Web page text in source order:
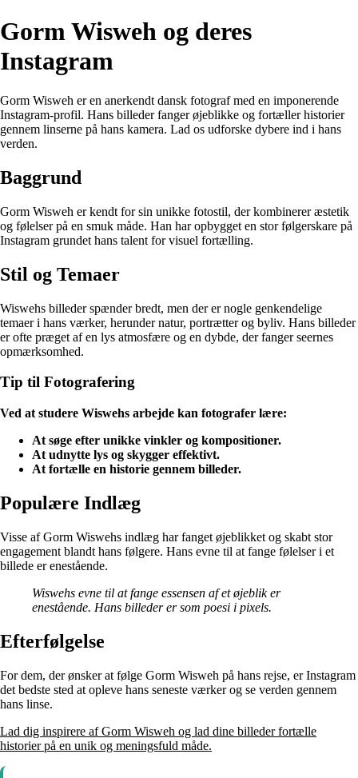
Gorm Wisweh og deres
Instagram
Gorm Wisweh er en anerkendt dansk fotograf med en imponerende
Instagram-profil. Hans billeder fanger øjeblikke og fortæller historier
gennem linserne på hans kamera. Lad os udforske dybere ind i hans
verden.
Baggrund
Gorm Wisweh er kendt for sin unikke fotostil, der kombinerer æstetik
og følelser på en smuk måde. Han har opbygget en stor følgerskare på
Instagram grundet hans talent for visuel fortælling.
Stil og Temaer
Wiswehs billeder spænder bredt, men der er nogle genkendelige
temaer i hans værker, herunder natur, portrætter og byliv. Hans billeder
er ofte præget af en lys atmosfære og en dybde, der fanger seernes
opmærksomhed.
Tip til Fotografering
Ved at studere Wiswehs arbejde kan fotografer lære:
At søge efter unikke vinkler og kompositioner.
At udnytte lys og skygger effektivt.
At fortælle en historie gennem billeder.
Populære Indlæg
Visse af Gorm Wiswehs indlæg har fanget øjeblikket og skabt stor
engagement blandt hans følgere. Hans evne til at fange følelser i et
billede er enestående.
Wiswehs evne til at fange essensen af et øjeblik er
enestående. Hans billeder er som poesi i pixels.
Efterfølgelse
For dem, der ønsker at følge Gorm Wisweh på hans rejse, er Instagram
det bedste sted at opleve hans seneste værker og se verden gennem
hans linse.
Lad dig inspirere af Gorm Wisweh og lad dine billeder fortælle
historier på en unik og meningsfuld måde.